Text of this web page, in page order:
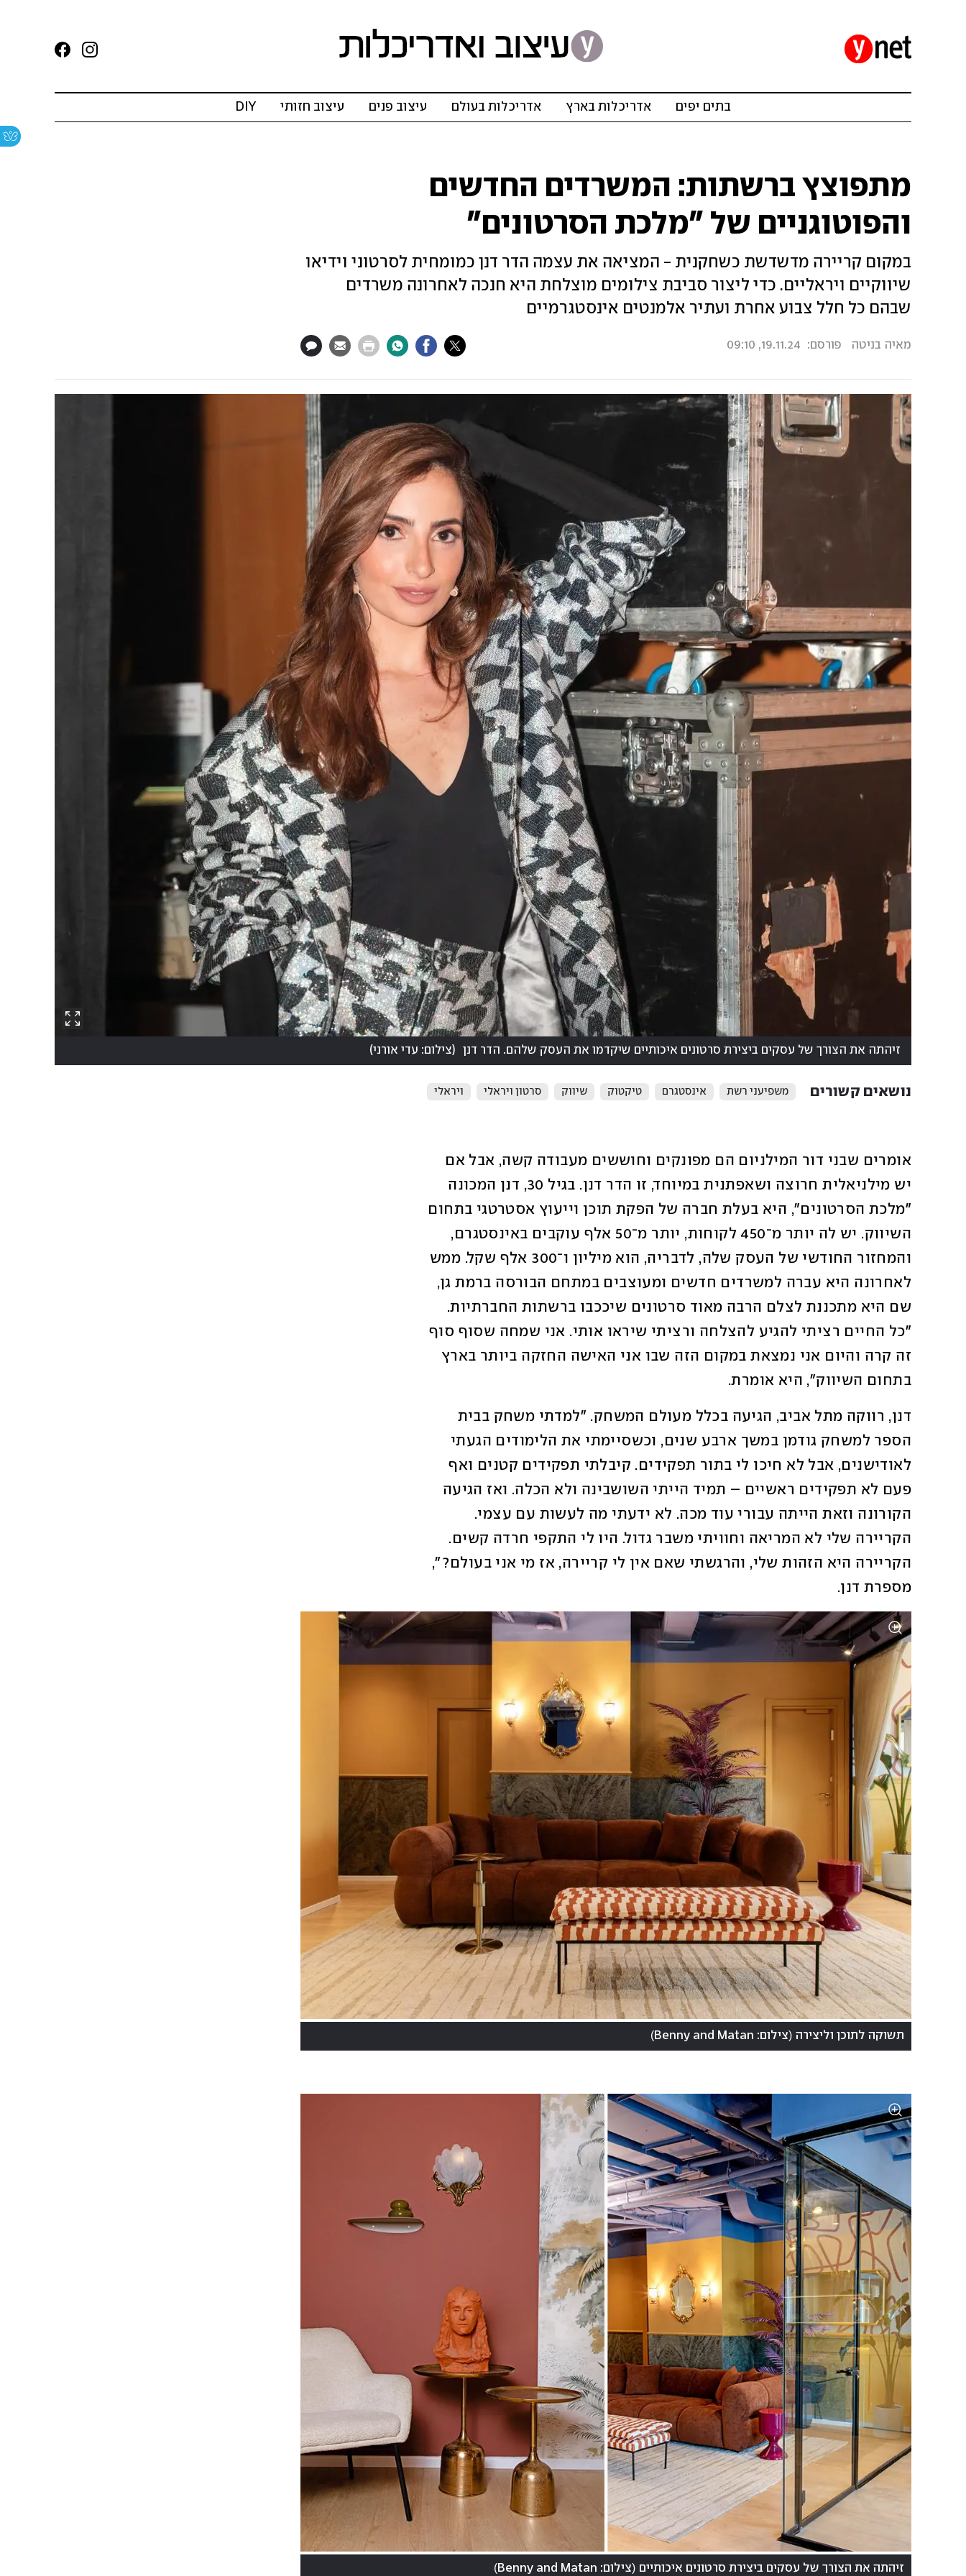
בתים יפים אדריכלות בארץ אדריכלות בעולם עיצוב פנים עיצוב חזותי DIY
מתפוצץ ברשתות: המשרדים החדשים
והפוטוגניים של "מלכת הסרטונים"
במקום קריירה מדשדשת כשחקנית - המציאה את עצמה הדר דנן כמומחית לסרטוני וידיאו
שיווקיים ויראליים. כדי ליצור סביבת צילומים מוצלחת היא חנכה לאחרונה משרדים
שבהם כל חלל צבוע אחרת ועתיר אלמנטים אינסטגרמיים
מאיה בניטה פורסם: 19.11.24, 09:10
זיהתה את הצורך של עסקים ביצירת סרטונים איכותיים שיקדמו את העסק שלהם. הדר דנן (צילום: עדי אורני)
נושאים קשורים משפיעני רשת אינסטגרם טיקטוק שיווק סרטון ויראלי ויראלי
בתחום השיווק", היא אומרת.
לאודישנים, אבל לא חיכו לי בתור תפקידים. קיבלתי תפקידים קטנים ואף
מספרת דנן.
תשוקה לתוכן וליצירה (צילום: Benny and Matan )
זיהתה את הצורך של עסקים ביצירת סרטונים איכותיים (צילום: Benny and Matan )